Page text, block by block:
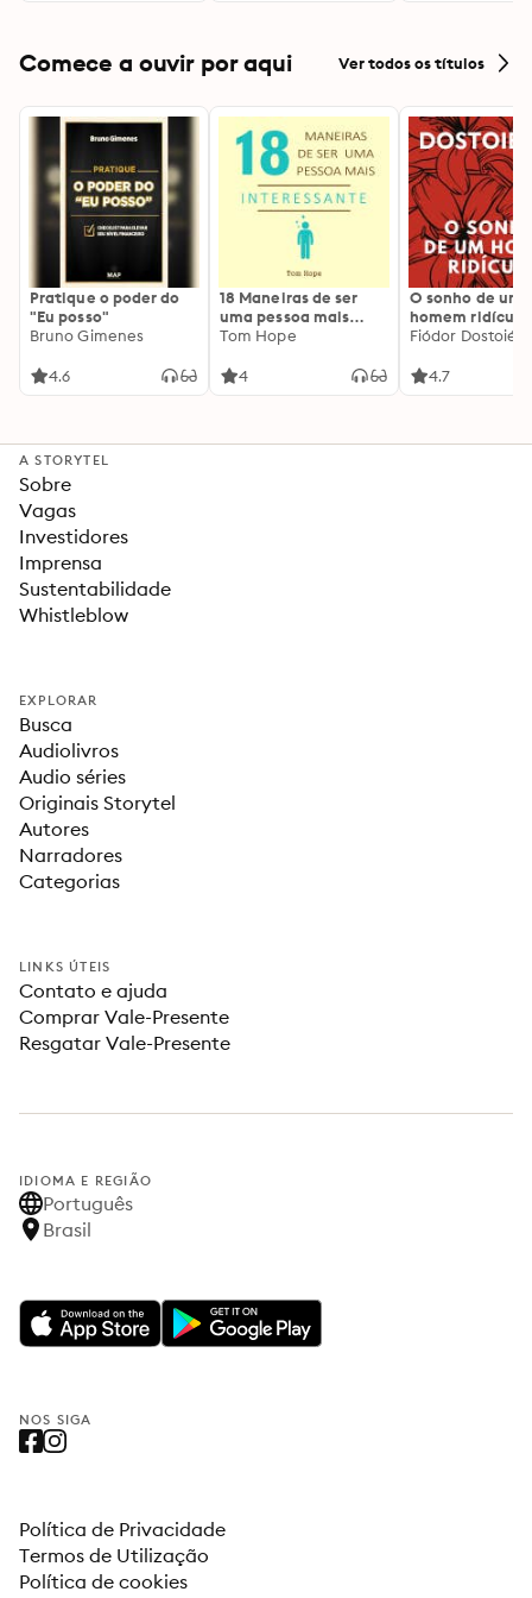
Comece a ouvir por aqui Ver todos os títulos
Pratique o poder do
"Eu posso"
Bruno Gimenes
4.6
18 Maneiras de ser
uma pessoa mais
interessante
Tom Hope
4
O sonho de um
homem ridículo
Fiódor
4.7
A STORYTEL
Sobre
Vagas
Investidores
Imprensa
Sustentabilidade
Whistleblow
EXPLORAR
Busca
Audiolivros
Audio séries
Originais Storytel
Autores
Narradores
Categorias
LINKS ÚTEIS
Contato e ajuda
Comprar Vale-Presente
Resgatar Vale-Presente
IDIOMA E REGIÃO
Português
Brasil
NOS SIGA
Política de Privacidade
Termos de Utilização
Política de cookies